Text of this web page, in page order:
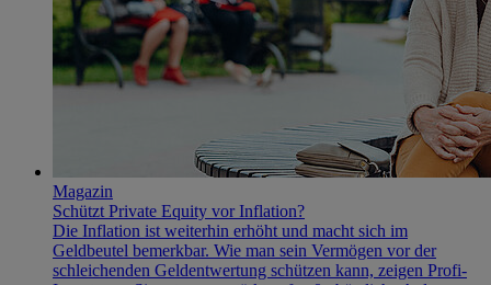
Magazin
Schützt Private Equity vor Inflation?
Die Inflation ist weiterhin erhöht und macht sich im
Geldbeutel bemerkbar. Wie man sein Vermögen vor der
schleichenden Geldentwertung schützen kann, zeigen Profi-